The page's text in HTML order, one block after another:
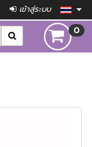
เข้าสู่ระบบ
0